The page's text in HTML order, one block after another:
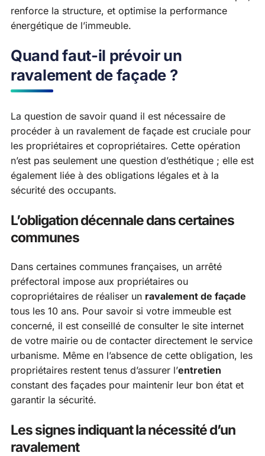
renforce la structure, et optimise la performance
énergétique de l’immeuble.
Quand faut-il prévoir un
ravalement de façade ?
La question de savoir quand il est nécessaire de
procéder à un ravalement de façade est cruciale pour
les propriétaires et copropriétaires. Cette opération
n’est pas seulement une question d’esthétique ; elle est
également liée à des obligations légales et à la
sécurité des occupants.
L’obligation décennale dans certaines
communes
Dans certaines communes françaises, un arrêté
préfectoral impose aux propriétaires ou
copropriétaires de réaliser un ravalement de façade
tous les 10 ans. Pour savoir si votre immeuble est
concerné, il est conseillé de consulter le site internet
de votre mairie ou de contacter directement le service
urbanisme. Même en l’absence de cette obligation, les
propriétaires restent tenus d’assurer l’entretien
constant des façades pour maintenir leur bon état et
garantir la sécurité.
Les signes indiquant la nécessité d’un
ravalement